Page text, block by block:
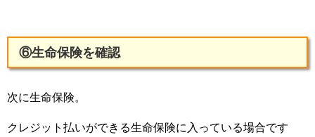
⑥生命保険を確認
次に生命保険。
クレジット払いができる生命保険に入っている場合です